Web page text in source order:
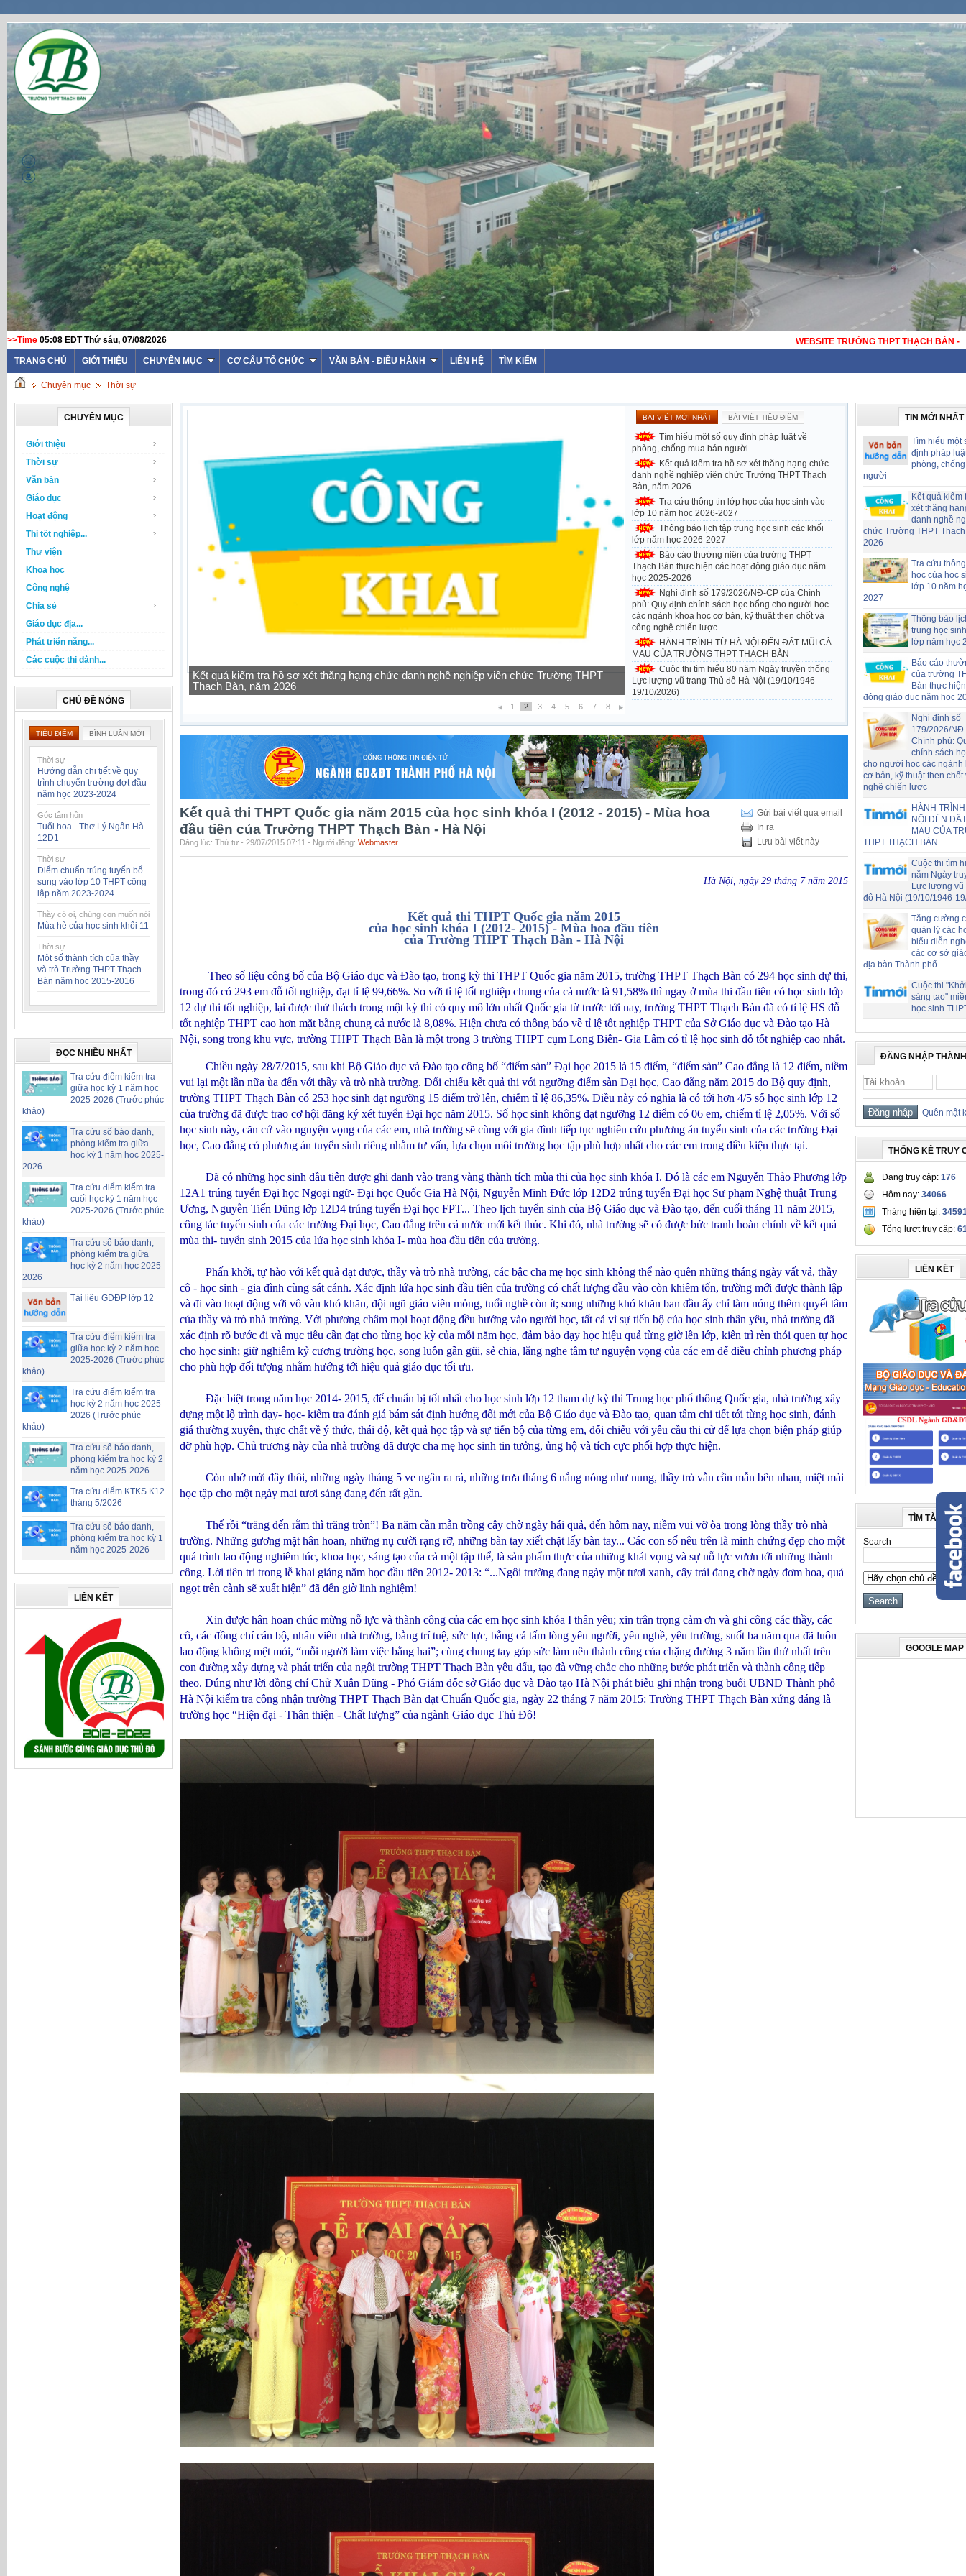
>>Time 05:08 EDT Thứ sáu, 07/08/2026
WEBSITE TRƯỜNG THPT THẠCH BÀN - HÀ NỘI - TRƯỜNG THPT CÔNG LẬP ĐẠT CHUẨN QUỐC
TRANG CHỦ
GIỚI THIỆU CHUYÊN MỤC CƠ CẤU TỔ CHỨC VĂN BẢN - ĐIỀU HÀNH LIÊN HỆ TÌM KIẾM
Chuyên mục Thời sự
CHUYÊN MỤC
Giới thiệu
Thời sự
Văn bản
Giáo dục
Hoạt động
Thi tốt nghiệp...
Thư viện
Khoa học
Công nghệ
Chia sẻ
Giáo dục địa...
Phát triển năng...
Các cuộc thi dành...
CHỦ ĐỀ NÓNG
TIÊU ĐIỂM BÌNH LUẬN MỚI
Thời sự
Hướng dẫn chi tiết về quy
trình chuyển trường đợt đầu
năm học 2023-2024
Góc tâm hồn
Tuổi hoa - Thơ Lý Ngân Hà
12D1
Thời sự
Điểm chuẩn trúng tuyển bổ
sung vào lớp 10 THPT công
lập năm 2023-2024
Thầy cô ơi, chúng con muốn nói
Mùa hè của học sinh khối 11
Thời sự
Một số thành tích của thầy
và trò Trường THPT Thạch
Bàn năm học 2015-2016
ĐỌC NHIỀU NHẤT
Tra cứu điểm kiểm tra
giữa học kỳ 1 năm học
2025-2026 (Trước phúc
khảo)
Tra cứu số báo danh,
phòng kiểm tra giữa
học kỳ 1 năm học 2025-
2026
Tra cứu điểm kiểm tra
cuối học kỳ 1 năm học
2025-2026 (Trước phúc
khảo)
Tra cứu số báo danh,
phòng kiểm tra giữa
học kỳ 2 năm học 2025-
2026
Tài liệu GDĐP lớp 12
Tra cứu điểm kiểm tra
giữa học kỳ 2 năm học
2025-2026 (Trước phúc
khảo)
Tra cứu điểm kiểm tra
học kỳ 2 năm học 2025-
2026 (Trước phúc
khảo)
Tra cứu số báo danh,
phòng kiểm tra học kỳ 2
năm học 2025-2026
Tra cứu điểm KTKS K12
tháng 5/2026
Tra cứu số báo danh,
phòng kiểm tra học kỳ 1
năm học 2025-2026
LIÊN KẾT
Tra cứu thông tin lớp học của học sinh vào lớp 10 năm học 2026-2027
1 2 3 4 5 6 7 8
BÀI VIẾT MỚI NHẤT BÀI VIẾT TIÊU ĐIỂM
Tìm hiểu một số quy định pháp luật về
phòng, chống mua bán người
Kết quả kiểm tra hồ sơ xét thăng hạng chức
danh nghề nghiệp viên chức Trường THPT Thạch
Bàn, năm 2026
Tra cứu thông tin lớp học của học sinh vào
lớp 10 năm học 2026-2027
Thông báo lịch tập trung học sinh các khối
lớp năm học 2026-2027
Báo cáo thường niên của trường THPT
Thạch Bàn thực hiện các hoạt động giáo dục năm
học 2025-2026
Nghị định số 179/2026/NĐ-CP của Chính
phủ: Quy định chính sách học bổng cho người học
các ngành khoa học cơ bản, kỹ thuật then chốt và
công nghệ chiến lược
HÀNH TRÌNH TỪ HÀ NỘI ĐẾN ĐẤT MŨI CÀ
MAU CỦA TRƯỜNG THPT THẠCH BÀN
Cuộc thi tìm hiểu 80 năm Ngày truyền thống
Lực lượng vũ trang Thủ đô Hà Nội (19/10/1946-
19/10/2026)
Gửi bài viết qua email
In ra
Lưu bài viết này
Kết quả thi THPT Quốc gia năm 2015 của học sinh khóa I (2012 - 2015) - Mùa hoa
đầu tiên của Trường THPT Thạch Bàn - Hà Nội
Đăng lúc: Thứ tư - 29/07/2015 07:11 - Người đăng: Webmaster
Hà Nội, ngày 29 tháng 7 năm 2015
Kết quả thi THPT Quốc gia năm 2015
của học sinh khóa I (2012- 2015) - Mùa hoa đầu tiên
của Trường THPT Thạch Bàn - Hà Nội
Theo số liệu công bố của Bộ Giáo dục và Đào tạo, trong kỳ thi THPT Quốc gia năm 2015, trường THPT Thạch Bàn có 294 học sinh dự thi,
trong đó có 293 em đỗ tốt nghiệp, đạt tỉ lệ 99,66%. So với tỉ lệ tốt nghiệp chung của cả nước là 91,58% thì ngay ở mùa thi đầu tiên có học sinh lớp
12 dự thi tốt nghiệp, lại được thử thách trong một kỳ thi có quy mô lớn nhất Quốc gia từ trước tới nay, trường THPT Thạch Bàn đã có tỉ lệ HS đỗ
tốt nghiệp THPT cao hơn mặt bằng chung cả nước là 8,08%. Hiện chưa có thông báo về tỉ lệ tốt nghiệp THPT của Sở Giáo dục và Đào tạo Hà
Nội, song trong khu vực, trường THPT Thạch Bàn là một trong 3 trường THPT cụm Long Biên- Gia Lâm có tỉ lệ học sinh đỗ tốt nghiệp cao nhất.
Chiều ngày 28/7/2015, sau khi Bộ Giáo dục và Đào tạo công bố “điểm sàn” Đại học 2015 là 15 điểm, “điểm sàn” Cao đẳng là 12 điểm, niềm
vui lại một lần nữa ùa đến với thầy và trò nhà trường. Đối chiếu kết quả thi với ngưỡng điểm sàn Đại học, Cao đẳng năm 2015 do Bộ quy định,
trường THPT Thạch Bàn có 253 học sinh đạt ngưỡng 15 điểm trở lên, chiếm tỉ lệ 86,35%. Điều này có nghĩa là có tới hơn 4/5 số học sinh lớp 12
của trường đã được trao cơ hội đăng ký xét tuyển Đại học năm 2015. Số học sinh không đạt ngưỡng 12 điểm có 06 em, chiếm tỉ lệ 2,05%. Với số
học sinh này, căn cứ vào nguyện vọng của các em, nhà trường sẽ cùng với gia đình tiếp tục nghiên cứu phương án tuyển sinh của các trường Đại
học, Cao đẳng có phương án tuyển sinh riêng nhằm tư vấn, lựa chọn môi trường học tập phù hợp nhất cho các em trong điều kiện thực tại.
Đã có những học sinh đầu tiên được ghi danh vào trang vàng thành tích mùa thi của học sinh khóa I. Đó là các em Nguyễn Thảo Phương lớp
12A1 trúng tuyển Đại học Ngoại ngữ- Đại học Quốc Gia Hà Nội, Nguyễn Minh Đức lớp 12D2 trúng tuyển Đại học Sư phạm Nghệ thuật Trung
Ương, Nguyễn Tiến Dũng lớp 12D4 trúng tuyển Đại học FPT... Theo lịch tuyển sinh của Bộ Giáo dục và Đào tạo, đến cuối tháng 11 năm 2015,
công tác tuyển sinh của các trường Đại học, Cao đẳng trên cả nước mới kết thúc. Khi đó, nhà trường sẽ có được bức tranh hoàn chỉnh về kết quả
mùa thi- tuyển sinh 2015 của lứa học sinh khóa I- mùa hoa đầu tiên của trường.
Phấn khởi, tự hào với kết quả đạt được, thầy và trò nhà trường, các bậc cha mẹ học sinh không thể nào quên những tháng ngày vất vả, thầy
cô - học sinh - gia đình cùng sát cánh. Xác định lứa học sinh đầu tiên của trường có chất lượng đầu vào còn khiêm tốn, trường mới được thành lập
và đi vào hoạt động với vô vàn khó khăn, đội ngũ giáo viên mỏng, tuổi nghề còn ít; song những khó khăn ban đầu ấy chỉ làm nóng thêm quyết tâm
của thầy và trò nhà trường. Với phương châm mọi hoạt động đều hướng vào người học, tất cả vì sự tiến bộ của học sinh thân yêu, nhà trường đã
xác định rõ bước đi và mục tiêu cần đạt cho từng học kỳ của mỗi năm học, đảm bảo dạy học hiệu quả từng giờ lên lớp, kiên trì rèn thói quen tự học
cho học sinh; giữ nghiêm kỷ cương trường học, song luôn gần gũi, sẻ chia, lắng nghe tâm tư nguyện vọng của các em để điều chỉnh phương pháp
cho phù hợp đối tượng nhằm hướng tới hiệu quả giáo dục tối ưu.
Đặc biệt trong năm học 2014- 2015, để chuẩn bị tốt nhất cho học sinh lớp 12 tham dự kỳ thi Trung học phổ thông Quốc gia, nhà trường xây
dựng một lộ trình dạy- học- kiểm tra đánh giá bám sát định hướng đổi mới của Bộ Giáo dục và Đào tạo, quan tâm chi tiết tới từng học sinh, đánh
giá thường xuyên, thực chất về ý thức, thái độ, kết quả học tập và sự tiến bộ của từng em, đối chiếu với yêu cầu thi cử để lựa chọn biện pháp giúp
đỡ phù hợp. Chủ trương này của nhà trường đã được cha mẹ học sinh tin tưởng, ủng hộ và tích cực phối hợp thực hiện.
Còn nhớ mới đây thôi, những ngày tháng 5 ve ngân ra rả, những trưa tháng 6 nắng nóng như nung, thầy trò vẫn cần mẫn bên nhau, miệt mài
học tập cho một ngày mai tươi sáng đang đến rất gần.
Thế rồi “trăng đến rằm thì trăng tròn”! Ba năm cần mẫn trồng cây chờ ngày hái quả, đến hôm nay, niềm vui vỡ òa trong lòng thầy trò nhà
trường. Những gương mặt hân hoan, những nụ cười rạng rỡ, những bàn tay xiết chặt lấy bàn tay... Các con số nêu trên là minh chứng đẹp cho một
quá trình lao động nghiêm túc, khoa học, sáng tạo của cả một tập thể, là sản phẩm thực của những khát vọng và sự nỗ lực vươn tới những thành
công. Lời tiên tri trong lễ khai giảng năm học đầu tiên 2012- 2013: “...Ngôi trường đang ngày một tươi xanh, cây trái đang chờ ngày đơm hoa, quả
ngọt trên cành sẽ xuất hiện” đã đến giờ linh nghiệm!
Xin được hân hoan chúc mừng nỗ lực và thành công của các em học sinh khóa I thân yêu; xin trân trọng cảm ơn và ghi công các thầy, các
cô, các đồng chí cán bộ, nhân viên nhà trường, bằng trí tuệ, sức lực, bằng cả tấm lòng yêu người, yêu nghề, yêu trường, suốt ba năm qua đã luôn
lao động không mệt mỏi, “mỗi người làm việc bằng hai”; cùng chung tay góp sức làm nên thành công của chặng đường 3 năm lần thứ nhất trên
con đường xây dựng và phát triển của ngôi trường THPT Thạch Bàn yêu dấu, tạo đà vững chắc cho những bước phát triển và thành công tiếp
theo. Đúng như lời đồng chí Chử Xuân Dũng - Phó Giám đốc sở Giáo dục và Đào tạo Hà Nội phát biểu ghi nhận trong buổi UBND Thành phố
Hà Nội kiểm tra công nhận trường THPT Thạch Bàn đạt Chuẩn Quốc gia, ngày 22 tháng 7 năm 2015: Trường THPT Thạch Bàn xứng đáng là
trường học “Hiện đại - Thân thiện - Chất lượng” của ngành Giáo dục Thủ Đô!
TIN MỚI NHẤT
Tìm hiểu một
định pháp
phòng,
người
Kết quả kiểm
xét thăng
danh nghề
chức Trường THPT
2026
Tra cứu
học của học
lớp 10 năm
2027
Thông báo
trung học
lớp năm học
Báo cáo
của trường
Bàn thực
động giáo dục năm học
Nghị định số
179/2026/
Chính phủ:
chính sách
cho người học các ngành
cơ bản, kỹ thuật then chốt
nghệ chiến lược
HÀNH
NỘI ĐẾN
MAU CỦA
THPT THẠCH BÀN
Cuộc thi tìm
năm Ngày
Lực lượng vũ
đô Hà Nội (19/10/1946-
Tăng cường
quản lý các
biểu diễn
các cơ sở
địa bàn Thành phố
Cuộc thi
sáng tạo"
học sinh
ĐĂNG NHẬP
Quên mật
THỐNG KÊ TRUY
Đang truy cập: 176
Hôm nay: 34066
Tháng hiện tại:
Tổng lượt truy cập:
LIÊN KẾT
TÌM TÀI LIỆU
Search
GOOGLE MAP